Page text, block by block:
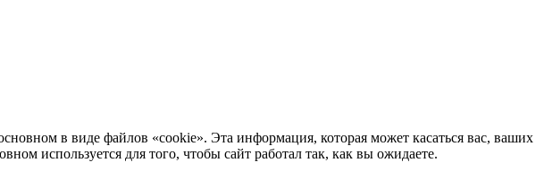
в виде файлов «cookie». Эта информация, которая может касаться вас, ваших
используется для того, чтобы сайт работал так, как вы ожидаете.